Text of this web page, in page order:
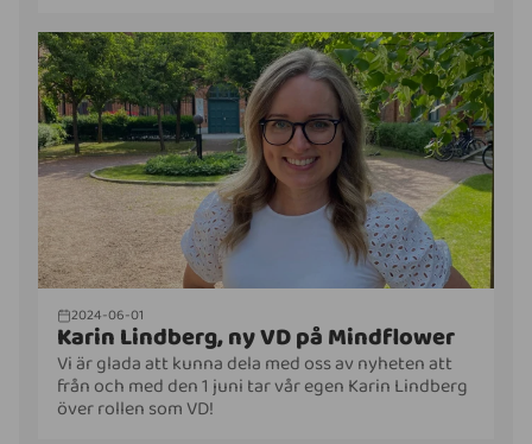
2024-06-01
Karin Lindberg, ny VD på Mindflower
Vi är glada att kunna dela med oss av nyheten att
från och med den 1 juni tar vår egen Karin Lindberg
över rollen som VD!